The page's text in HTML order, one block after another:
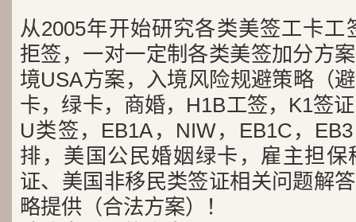
从2005年开始研究各类美签工卡工
拒签，一对一定制各类美签加分方
境USA方案，入境风险规避策略（
卡，绿卡，商婚，H1B工签，K1签
U类签，EB1A，NIW，EB1C，
排，美国公民婚姻绿卡，雇主担
证、美国非移民类签证相关问题解
略提供（合法方案）！